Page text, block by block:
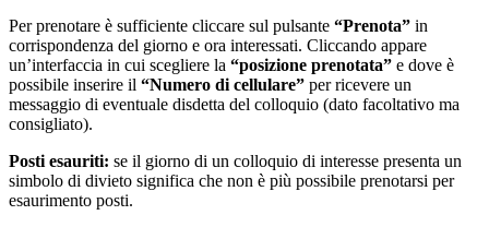
Per prenotare è sufficiente cliccare sul pulsante “Prenota” in
corrispondenza del giorno e ora interessati. Cliccando appare
un’interfaccia in cui scegliere la “posizione prenotata” e dove è
possibile inserire il “Numero di cellulare” per ricevere un
messaggio di eventuale disdetta del colloquio (dato facoltativo ma
consigliato).
Posti esauriti: se il giorno di un colloquio di interesse presenta un
simbolo di divieto significa che non è più possibile prenotarsi per
esaurimento posti.